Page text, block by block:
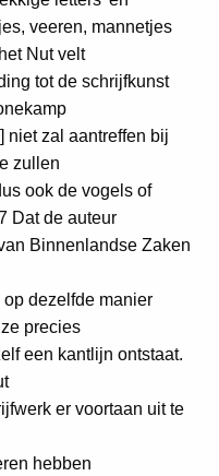
veeren, mannetjes
Nut velt
tot de schrijfkunst
niet zal aantreffen bij
zullen
ook de vogels of
Dat de auteur
Binnenlandse Zaken
dezelfde manier
precies
een kantlijn ontstaat.
er voortaan uit te
hebben